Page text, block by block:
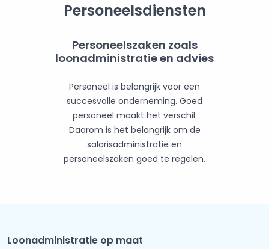
Personeelsdiensten
Personeelszaken zoals
loonadministratie en advies
Personeel is belangrijk voor een
succesvolle onderneming. Goed
personeel maakt het verschil.
Daarom is het belangrijk om de
salarisadministratie en
personeelszaken goed te regelen.
Loonadministratie op maat